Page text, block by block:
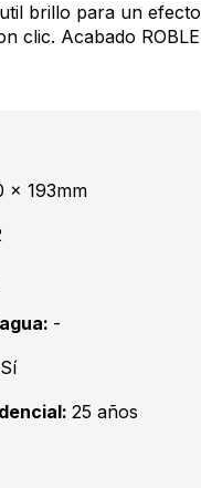
brillo para un efecto
clic. Acabado ROBLE
x 193mm
-
Sí
25 años